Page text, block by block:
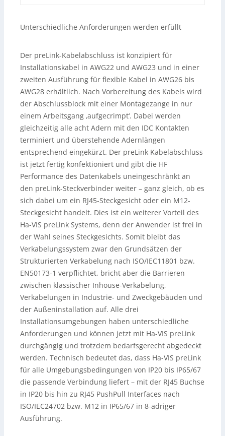
Unterschiedliche Anforderungen werden erfüllt
Der preLink-Kabelabschluss ist konzipiert für
Installationskabel in AWG22 und AWG23 und in einer
zweiten Ausführung für flexible Kabel in AWG26 bis
AWG28 erhältlich. Nach Vorbereitung des Kabels wird
der Abschlussblock mit einer Montagezange in nur
einem Arbeitsgang ‚aufgecrimpt‘. Dabei werden
gleichzeitig alle acht Adern mit den IDC Kontakten
terminiert und überstehende Adernlängen
entsprechend eingekürzt. Der preLink Kabelabschluss
ist jetzt fertig konfektioniert und gibt die HF
Performance des Datenkabels uneingeschränkt an
den preLink-Steckverbinder weiter – ganz gleich, ob es
sich dabei um ein RJ45-Steckgesicht oder ein M12-
Steckgesicht handelt. Dies ist ein weiterer Vorteil des
Ha-VIS preLink Systems, denn der Anwender ist frei in
der Wahl seines Steckgesichts. Somit bleibt das
Verkabelungssystem zwar den Grundsätzen der
Strukturierten Verkabelung nach ISO/IEC11801 bzw.
EN50173-1 verpflichtet, bricht aber die Barrieren
zwischen klassischer Inhouse-Verkabelung,
Verkabelungen in Industrie- und Zweckgebäuden und
der Außeninstallation auf. Alle drei
Installationsumgebungen haben unterschiedliche
Anforderungen und können jetzt mit Ha-VIS preLink
durchgängig und trotzdem bedarfsgerecht abgedeckt
werden. Technisch bedeutet das, dass Ha-VIS preLink
für alle Umgebungsbedingungen von IP20 bis IP65/67
die passende Verbindung liefert – mit der RJ45 Buchse
in IP20 bis hin zu RJ45 PushPull Interfaces nach
ISO/IEC24702 bzw. M12 in IP65/67 in 8-adriger
Ausführung.